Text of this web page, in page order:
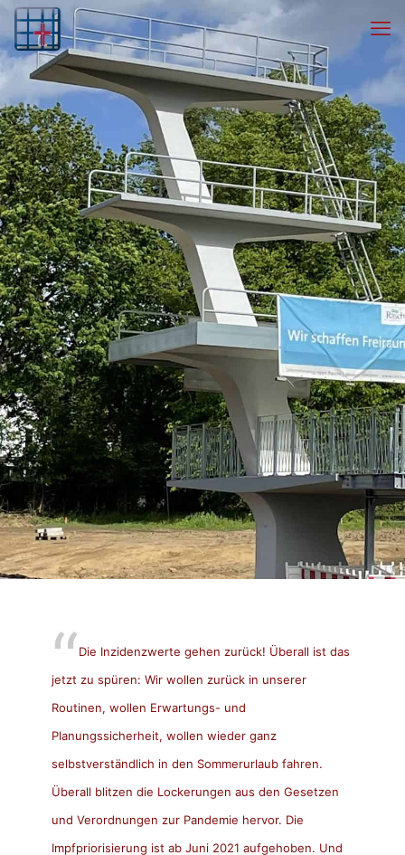
Die Inzidenzwerte gehen zurück! Überall ist das
jetzt zu spüren: Wir wollen zurück in unserer
Routinen, wollen Erwartungs- und
Planungssicherheit, wollen wieder ganz
selbstverständlich in den Sommerurlaub fahren.
Überall blitzen die Lockerungen aus den Gesetzen
und Verordnungen zur Pandemie hervor. Die
Impfpriorisierung ist ab Juni 2021 aufgehoben. Und